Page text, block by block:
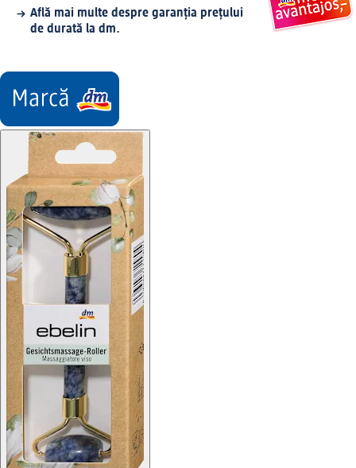
Află mai multe despre garanția prețului
de durată la dm.